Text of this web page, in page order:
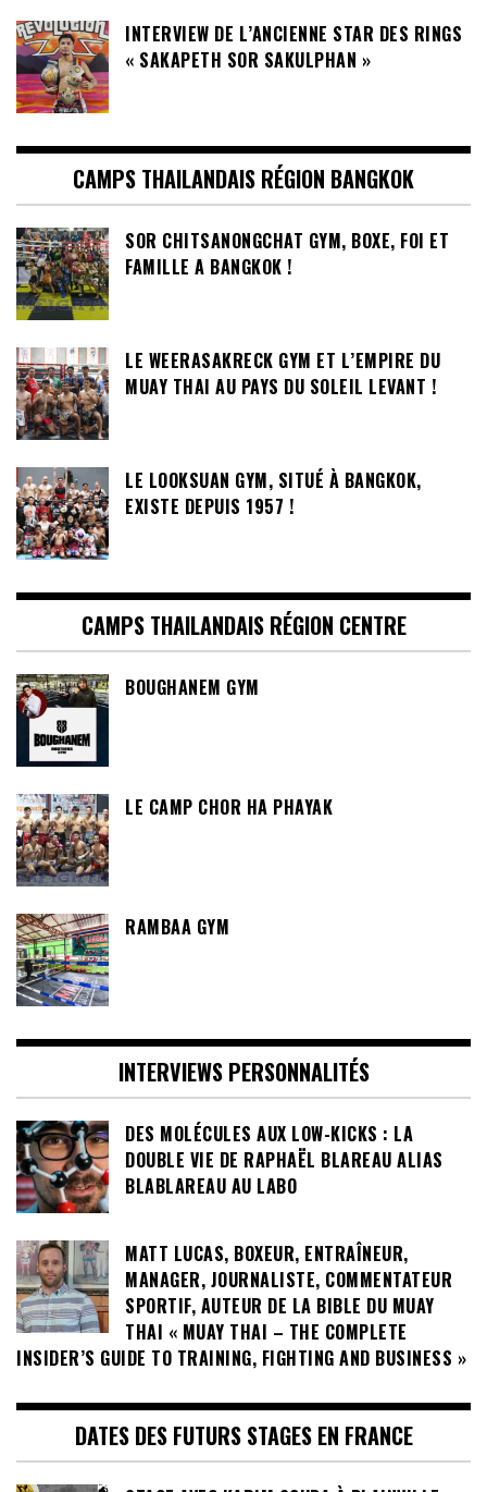
INTERVIEW DE L’ANCIENNE STAR DES RINGS
« SAKAPETH SOR SAKULPHAN »
CAMPS THAILANDAIS RÉGION BANGKOK
SOR CHITSANONGCHAT GYM, BOXE, FOI ET
FAMILLE A BANGKOK !
LE WEERASAKRECK GYM ET L’EMPIRE DU
MUAY THAI AU PAYS DU SOLEIL LEVANT !
LE LOOKSUAN GYM, SITUÉ À BANGKOK,
EXISTE DEPUIS 1957 !
CAMPS THAILANDAIS RÉGION CENTRE
BOUGHANEM GYM
LE CAMP CHOR HA PHAYAK
RAMBAA GYM
INTERVIEWS PERSONNALITÉS
DES MOLÉCULES AUX LOW-KICKS : LA
DOUBLE VIE DE RAPHAËL BLAREAU ALIAS
BLABLAREAU AU LABO
MATT LUCAS, BOXEUR, ENTRAÎNEUR,
MANAGER, JOURNALISTE, COMMENTATEUR
SPORTIF, AUTEUR DE LA BIBLE DU MUAY
THAI « MUAY THAI – THE COMPLETE
INSIDER’S GUIDE TO TRAINING, FIGHTING AND BUSINESS »
DATES DES FUTURS STAGES EN FRANCE